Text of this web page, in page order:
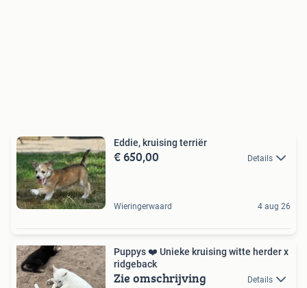
Eddie, kruising terriër
€ 650,00 Details
Wieringerwaard 4 aug 26
Puppys ❤️ Unieke kruising witte herder x
ridgeback
Zie omschrijving Details